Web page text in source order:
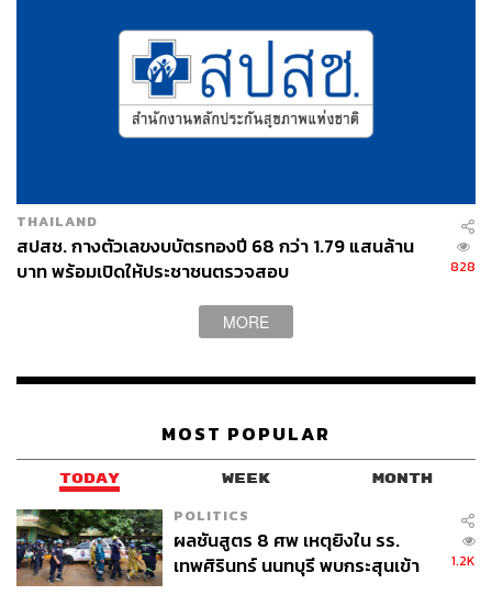
The Taste
เฉกเช่นเดิม และโชว์ทักษะการปรุงที่ละเอียดอ่อน หอมกลิ่น
กระทะ อาหารส่วนใหญ่เป็นคอมบิเนชั่นที่ Multicultural มากๆ
เพราะมีทั้งอาหารอีสาน อาหารไทย อาหารจีน รวมถึงมี
สุด จัดจ้าน มีหลายเลเยอร์ เหมือนพาเราไปนั่งรถไฟเหาะเลยที
THAILAND
สปสช. กางตัวเลขงบบัตรทองปี 68 กว่า 1.79 แสนล้าน
บาท พร้อมเปิดให้ประชาชนตรวจสอบ
828
MORE
MOST POPULAR
TODAY WEEK MONTH
POLITICS
ผลชันสูตร 8 ศพ เหตุยิงใน รร.
เทพศิรินทร์ นนทบุรี พบกระสุนเข้า
1.2K